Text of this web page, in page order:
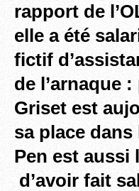
rapport de
elle a été
fictif
de l’arnaque
Griset est
sa place
Pen est aussi
d’avoir fait